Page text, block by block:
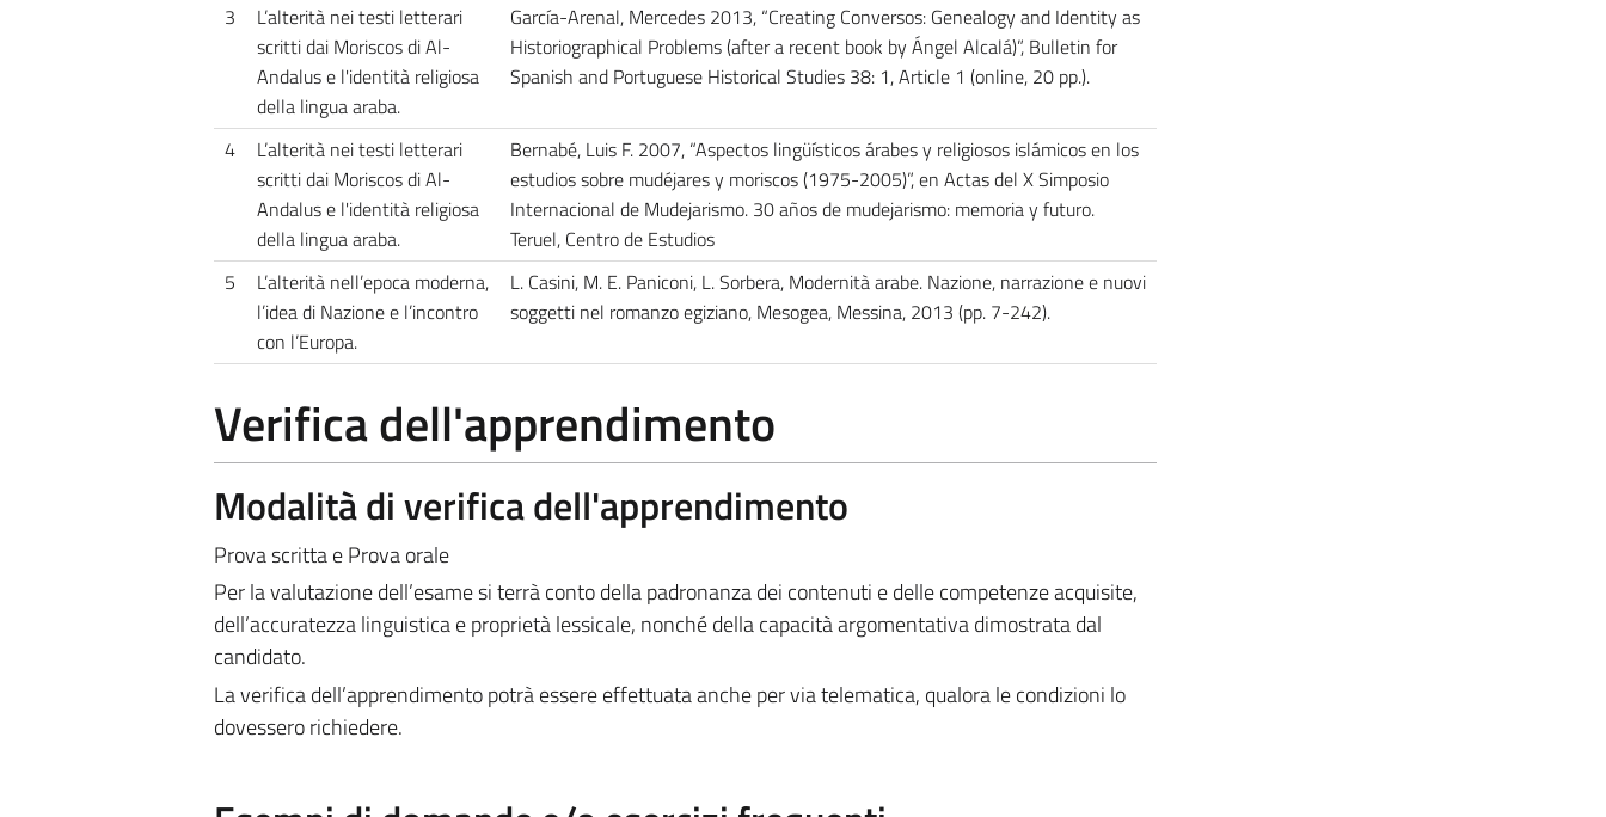
3
L’alterità nei testi letterari
scritti dai Moriscos di Al-
Andalus e l'identità religiosa
della lingua araba.
García-Arenal, Mercedes 2013, “Creating Conversos: Genealogy and Identity as
Historiographical Problems (after a recent book by Ángel Alcalá)”, Bulletin for
Spanish and Portuguese Historical Studies 38: 1, Article 1 (online, 20 pp.).
4
L’alterità nei testi letterari
scritti dai Moriscos di Al-
Andalus e l'identità religiosa
della lingua araba.
Bernabé, Luis F. 2007, “Aspectos lingüísticos árabes y religiosos islámicos en los
estudios sobre mudéjares y moriscos (1975-2005)”, en Actas del X Simposio
Internacional de Mudejarismo. 30 años de mudejarismo: memoria y futuro.
Teruel, Centro de Estudios
5
L’alterità nell’epoca moderna,
l’idea di Nazione e l’incontro
con l’Europa.
L. Casini, M. E. Paniconi, L. Sorbera, Modernità arabe. Nazione, narrazione e nuovi
soggetti nel romanzo egiziano, Mesogea, Messina, 2013 (pp. 7-242).
Verifica dell'apprendimento
Modalità di verifica dell'apprendimento
Prova scritta e Prova orale
Per la valutazione dell’esame si terrà conto della padronanza dei contenuti e delle competenze acquisite,
dell’accuratezza linguistica e proprietà lessicale, nonché della capacità argomentativa dimostrata dal
candidato.
La verifica dell’apprendimento potrà essere effettuata anche per via telematica, qualora le condizioni lo
dovessero richiedere.